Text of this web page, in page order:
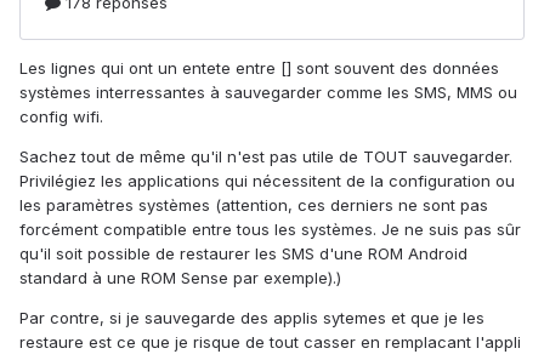
Les lignes qui ont un entete entre [] sont souvent des données
systèmes interressantes à sauvegarder comme les SMS, MMS ou
config wifi.
Sachez tout de même qu'il n'est pas utile de TOUT sauvegarder.
Privilégiez les applications qui nécessitent de la configuration ou
les paramètres systèmes (attention, ces derniers ne sont pas
forcément compatible entre tous les systèmes. Je ne suis pas sûr
qu'il soit possible de restaurer les SMS d'une ROM Android
standard à une ROM Sense par exemple).)
Par contre, si je sauvegarde des applis sytemes et que je les
restaure est ce que je risque de tout casser en remplacant l'appli